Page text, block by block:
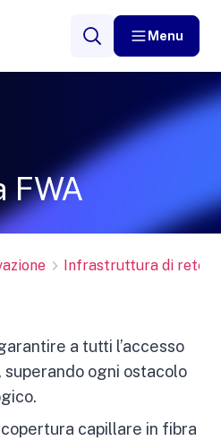
Menu
FWA
Infrastruttura di rete
a tutti l’accesso
ogni ostacolo
capillare in fibra